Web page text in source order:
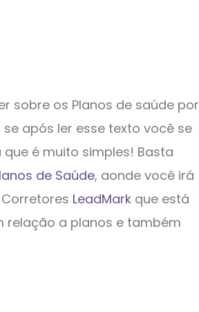
sobre os Planos de saúde por
após ler esse texto você se
é muito simples! Basta
de Saúde, aonde você irá
LeadMark que está
relação a planos e também